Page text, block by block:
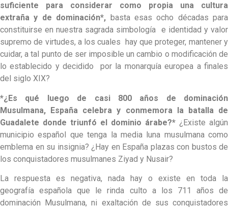
suficiente para considerar como propia una cultura
extraña y de dominación*, basta esas ocho décadas para
constituirse en nuestra sagrada simbología e identidad y valor
supremo de virtudes, a los cuales hay que proteger, mantener y
cuidar, a tal punto de ser imposible un cambio o modificación de
lo establecido y decidido por la monarquía europea a finales
del siglo XIX?
*¿Es qué luego de casi 800 años de dominación
Musulmana, España celebra y conmemora la batalla de
Guadalete donde triunfó el dominio árabe?* ¿Existe algún
municipio español que tenga la media luna musulmana como
emblema en su insignia? ¿Hay en España plazas con bustos de
los conquistadores musulmanes Ziyad y Nusair?
La respuesta es negativa, nada hay o existe en toda la
geografía española que le rinda culto a los 711 años de
dominación Musulmana, ni exaltación de sus conquistadores